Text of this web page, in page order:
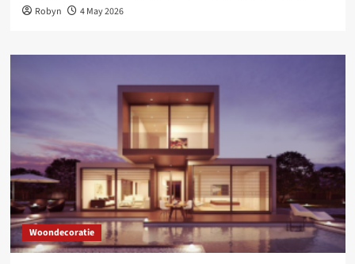
Robyn 4 May 2026
Woondecoratie